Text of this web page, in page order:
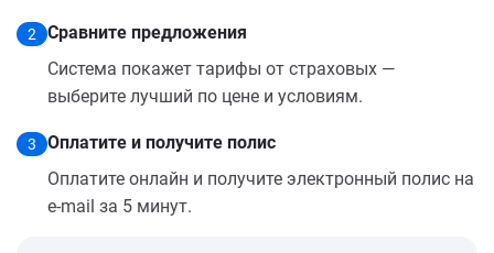
2
Сравните предложения
Система покажет тарифы от страховых —
выберите лучший по цене и условиям.
3
Оплатите и получите полис
Оплатите онлайн и получите электронный полис на
e-mail за 5 минут.